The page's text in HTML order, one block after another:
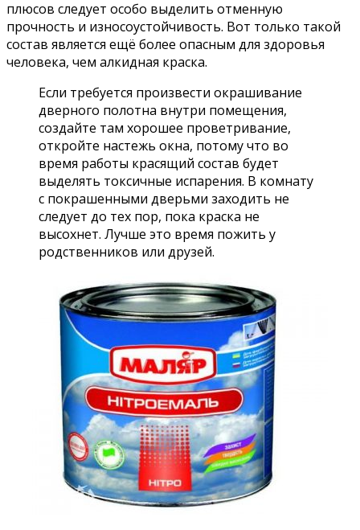
плюсов следует особо выделить отменную
прочность и износоустойчивость. Вот только такой
состав является ещё более опасным для здоровья
человека, чем алкидная краска.
Если требуется произвести окрашивание
дверного полотна внутри помещения,
создайте там хорошее проветривание,
откройте настежь окна, потому что во
время работы красящий состав будет
выделять токсичные испарения. В комнату
с покрашенными дверьми заходить не
следует до тех пор, пока краска не
высохнет. Лучше это время пожить у
родственников или друзей.